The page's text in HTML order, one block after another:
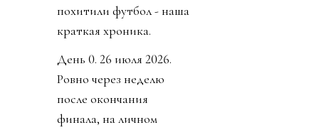
похитили футбол - наша
краткая хроника.
День 0. 26 июля 2026.
Ровно через неделю
после окончания
финала, на личном